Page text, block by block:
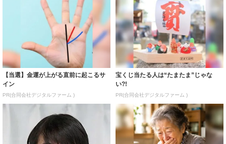
【当選】金運が上がる直前に起こるサ
イン
PR(合同会社デジタルファーム )
宝くじ当たる人は“たまたま”じゃな
い?!
PR(合同会社デジタルファーム )